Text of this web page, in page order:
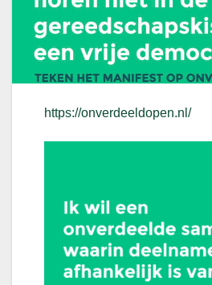
https://onverdeeldopen.nl/